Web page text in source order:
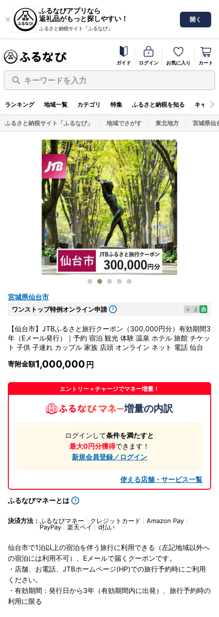
ふるなびアプリなら
返礼品がもっと探しやすい！
ふるさと納税サイト「ふるなび」
開く
ガイド ログイン お気に入り カート
キーワードを入力
ランキング 地域一覧 カテゴリ 特集 ふるさと納税を知る キャン
ふるさと納税サイト「ふるなび」 地域でさがす 東北地方 宮城県仙
宮城県仙台市
ワンストップ特例オンライン申請 e ま 自
【仙台市】JTBふるさと旅行クーポン（300,000円分）有効期間3
年（Eメール発行）｜予約 宿泊 観光 体験 温泉 ホテル 旅館 チケッ
ト 子供 子連れ カップル 家族 店頭 オンライン ネット 電話 仙台
寄附金額1,000,000
エントリー＋チャージでマネー増量！
増量の内訳
ログインして条件を満たすと
最大0円分獲得できます！
新規会員登録／ログイン
使える店舗・サービス一覧
ふるなびマネーとは
決済方法： ふるなびマネー クレジットカード
Amazon Pay
PayPay
楽天ペイ d払い
仙台市で1泊以上の宿泊を伴う旅行に利用できる（左記地域以外へ
の宿泊には利用不可）、Eメールで届くクーポンです。
・店舗、お電話、JTBホームページ(HP)での旅行予約時にご利用
ください。
・有効期間：発行日から3年（有効期間内に出発）、旅行予約時の
利用に限る